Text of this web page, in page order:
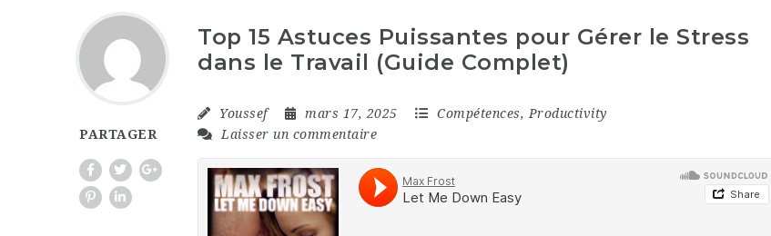
PARTAGER
Top 15 Astuces Puissantes pour Gérer le Stress
dans le Travail (Guide Complet)
Youssef mars 17, 2025 Compétences, Productivity
Laisser un commentaire